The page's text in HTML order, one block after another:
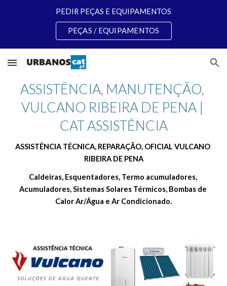
PEDIR PEÇAS E EQUIPAMENTOS
PEÇAS / EQUIPAMENTOS
ASSISTÊNCIA, MANUTENÇÃO,
VULCANO RIBEIRA DE PENA |
CAT ASSISTÊNCIA
ASSISTÊNCIA TÉCNICA, REPARAÇÃO, OFICIAL VULCANO
RIBEIRA DE PENA
Caldeiras, Esquentadores, Termo acumuladores,
Acumuladores, Sistemas Solares Térmicos, Bombas de
Calor Ar/Água e Ar Condicionado.